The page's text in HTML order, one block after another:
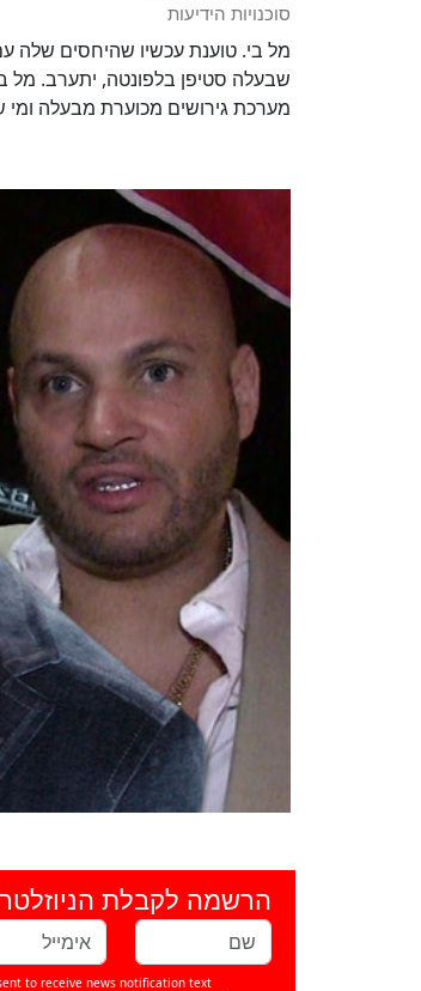
סוכנויות הידיעות
מל בי. טוענת עכשיו שהיחסים שלה
שבעלה סטיפן בלפונטה, יתערב. מל
מערכת גירושים מכוערת מבעלה ומי שגידל את
הרשמה לקבלת הניוזלטר
to receive news notification text